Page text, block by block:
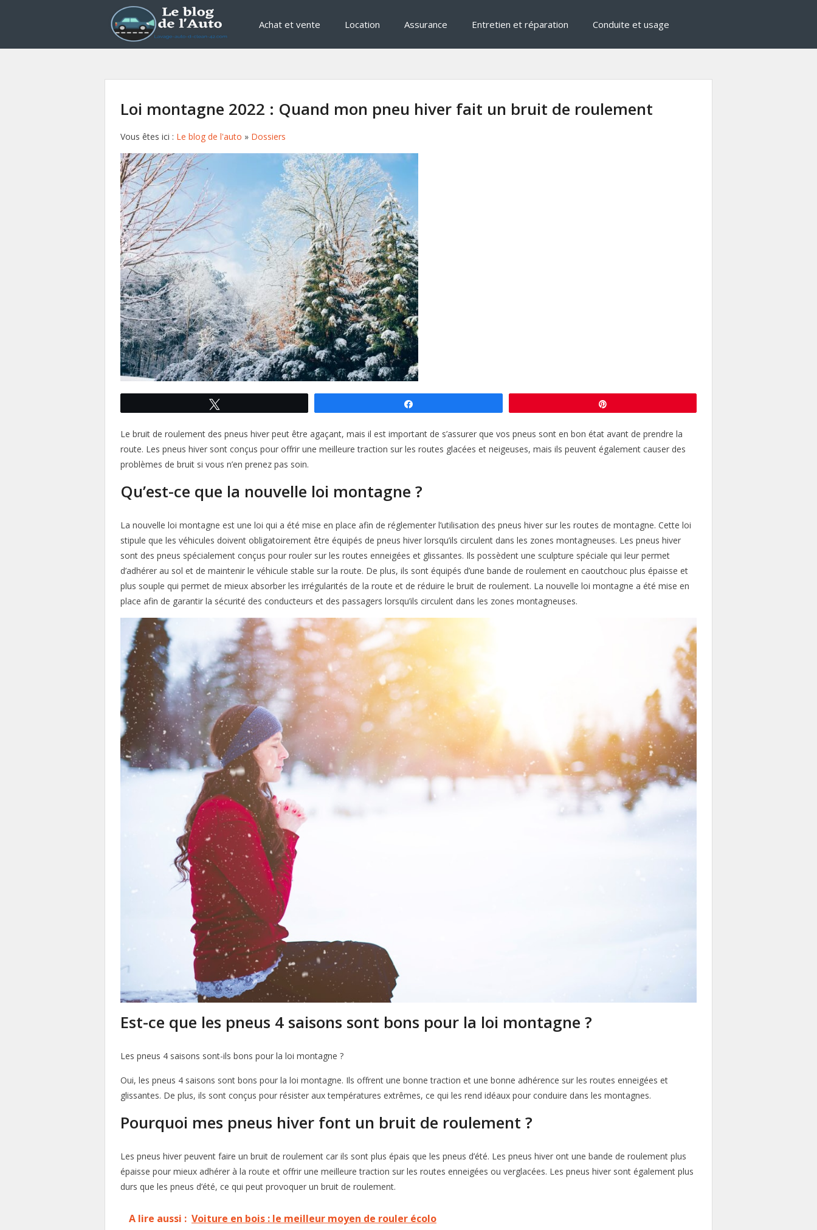
Achat et vente Location Assurance Entretien et réparation Conduite et usage
Loi montagne 2022 : Quand mon pneu hiver fait un bruit de roulement
Vous êtes ici : Le blog de l'auto » Dossiers
Le bruit de roulement des pneus hiver peut être agaçant, mais il est important de s’assurer que vos pneus sont en bon état avant de prendre la
route. Les pneus hiver sont conçus pour offrir une meilleure traction sur les routes glacées et neigeuses, mais ils peuvent également causer des
problèmes de bruit si vous n’en prenez pas soin.
Qu’est-ce que la nouvelle loi montagne ?
La nouvelle loi montagne est une loi qui a été mise en place afin de réglementer l’utilisation des pneus hiver sur les routes de montagne. Cette loi
stipule que les véhicules doivent obligatoirement être équipés de pneus hiver lorsqu’ils circulent dans les zones montagneuses. Les pneus hiver
sont des pneus spécialement conçus pour rouler sur les routes enneigées et glissantes. Ils possèdent une sculpture spéciale qui leur permet
d’adhérer au sol et de maintenir le véhicule stable sur la route. De plus, ils sont équipés d’une bande de roulement en caoutchouc plus épaisse et
plus souple qui permet de mieux absorber les irrégularités de la route et de réduire le bruit de roulement. La nouvelle loi montagne a été mise en
place afin de garantir la sécurité des conducteurs et des passagers lorsqu’ils circulent dans les zones montagneuses.
Est-ce que les pneus 4 saisons sont bons pour la loi montagne ?
Les pneus 4 saisons sont-ils bons pour la loi montagne ?
Oui, les pneus 4 saisons sont bons pour la loi montagne. Ils offrent une bonne traction et une bonne adhérence sur les routes enneigées et
glissantes. De plus, ils sont conçus pour résister aux températures extrêmes, ce qui les rend idéaux pour conduire dans les montagnes.
Pourquoi mes pneus hiver font un bruit de roulement ?
Les pneus hiver peuvent faire un bruit de roulement car ils sont plus épais que les pneus d’été. Les pneus hiver ont une bande de roulement plus
épaisse pour mieux adhérer à la route et offrir une meilleure traction sur les routes enneigées ou verglacées. Les pneus hiver sont également plus
durs que les pneus d’été, ce qui peut provoquer un bruit de roulement.
A lire aussi : Voiture en bois : le meilleur moyen de rouler écolo